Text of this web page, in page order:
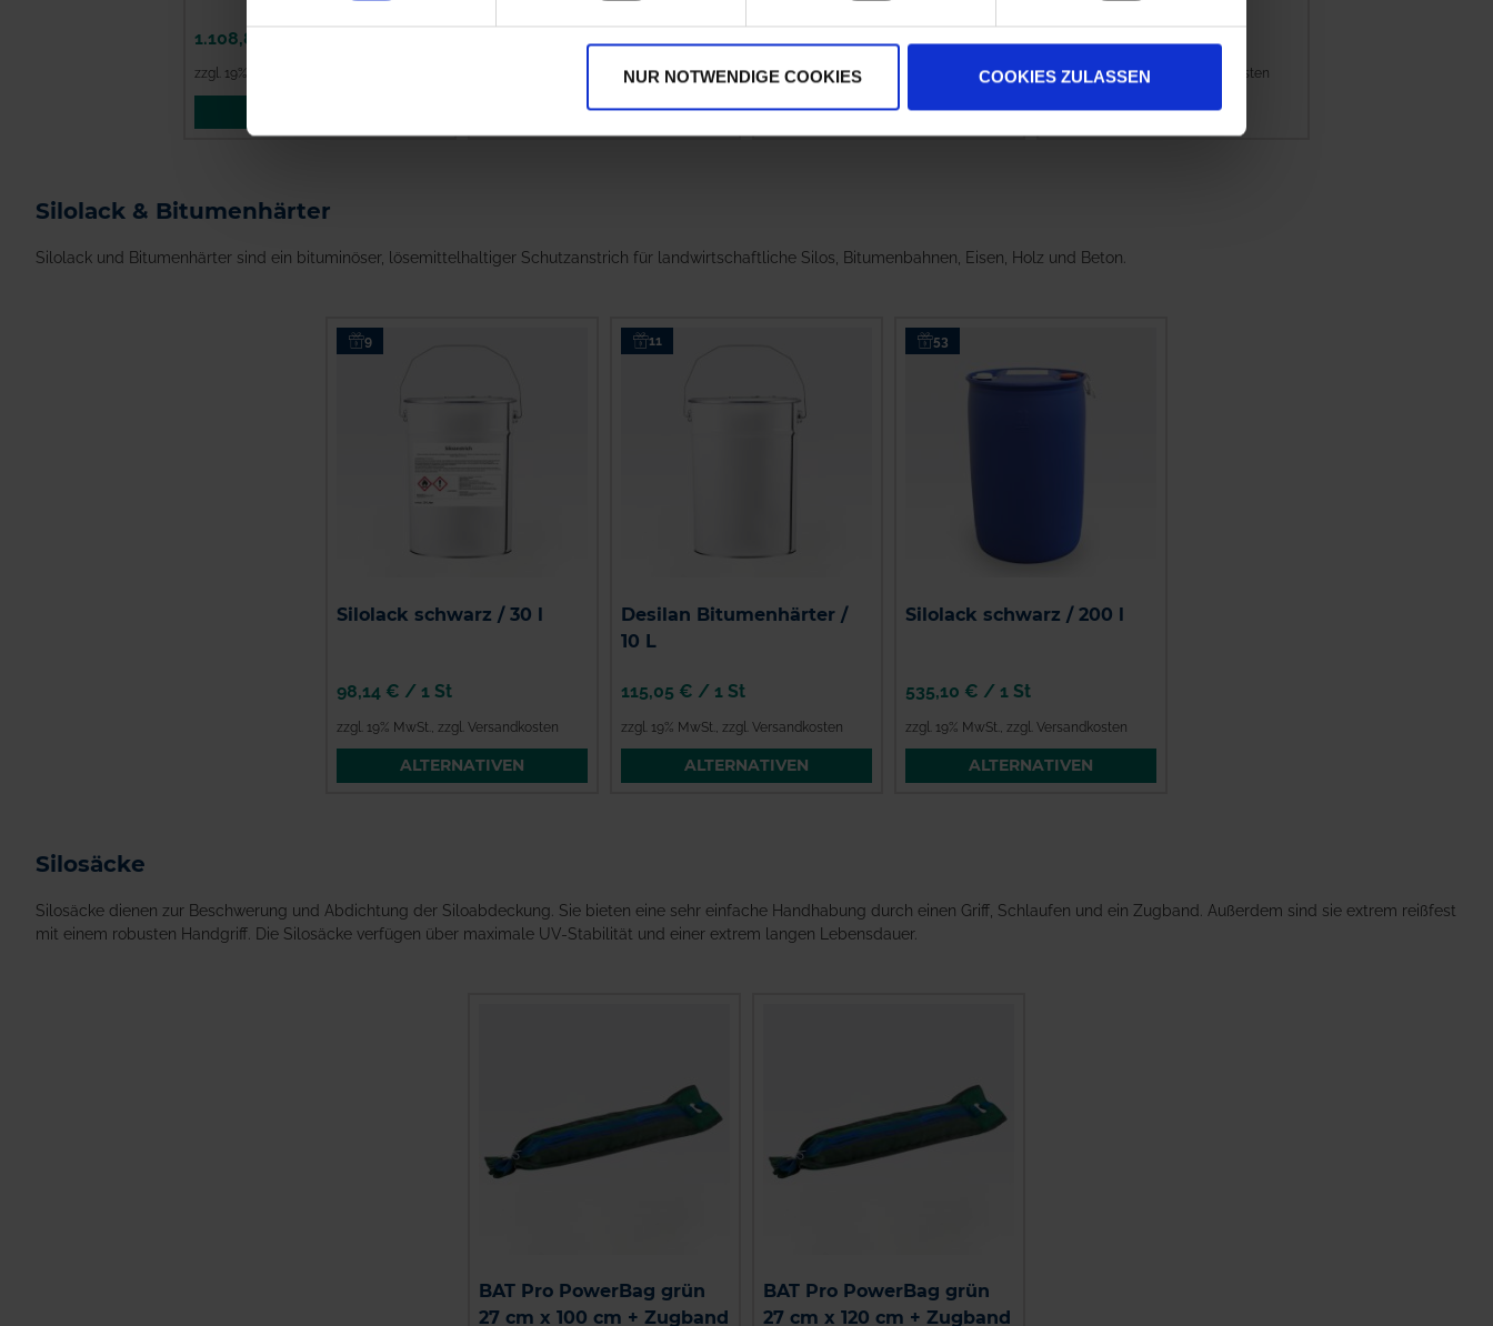
NUR NOTWENDIGE COOKIES COOKIES ZULASSEN
zzgl. 19% MwSt.
1.108,80 €
zzgl. Versandkosten
IN DEN WARENKORB
zzgl. 19% MwSt., zzgl. Versandkosten
IN DEN WARENKORB
zzgl. 19% MwSt.,zzgl. Versandkosten
IN DEN WARENKORB
Silolack & Bitumenhärter
Silolack und Bitumenhärter sind ein bituminöser, lösemittelhaltiger Schutzanstrich für landwirtschaftliche Silos, Bitumenbahnen, Eisen, Holz und Beton.
9
Silolack schwarz / 30 l
zzgl. 19% MwSt. zzgl. Versandkosten
98,14 € / 1 St
ALTERNATIVEN
11
Desilan Bitumenhärter /
10 L
zzgl. 19% MwSt. zzgl. Versandkosten
115,05 € / 1 St
ALTERNATIVEN
53
Silolack schwarz / 200 l
zzgl. 19% MwSt. zzgl. Versandkosten
535,10 € / 1 St
ALTERNATIVEN
Silosäcke
Silosäcke dienen zur Beschwerung und Abdichtung der Siloabdeckung. Sie bieten eine sehr einfache Handhabung durch einen Griff, Schlaufen und ein Zugband. Außerdem sind sie extrem reißfest
mit einem robusten Handgriff. Die Silosäcke verfügen über maximale UV-Stabilität und einer extrem langen Lebensdauer.
BAT Pro PowerBag grün
27 cm x 100 cm + Zugband
BAT Pro PowerBag grün
27 cm x 120 cm + Zugband